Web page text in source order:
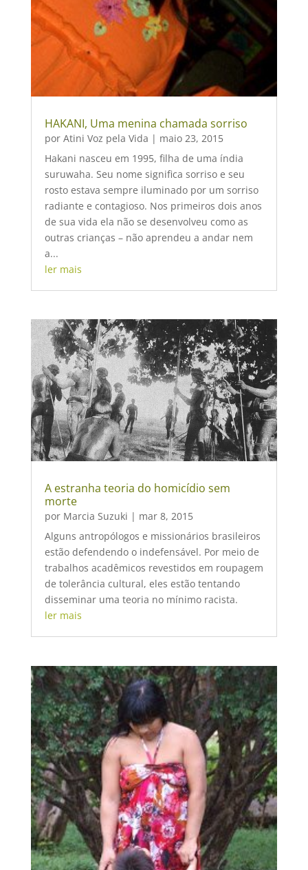
HAKANI, Uma menina chamada sorriso
por Atini Voz pela Vida | maio 23, 2015
Hakani nasceu em 1995, filha de uma índia
suruwaha. Seu nome significa sorriso e seu
rosto estava sempre iluminado por um sorriso
radiante e contagioso. Nos primeiros dois anos
de sua vida ela não se desenvolveu como as
outras crianças – não aprendeu a andar nem
a...
ler mais
A estranha teoria do homicídio sem
morte
por Marcia Suzuki | mar 8, 2015
Alguns antropólogos e missionários brasileiros
estão defendendo o indefensável. Por meio de
trabalhos acadêmicos revestidos em roupagem
de tolerância cultural, eles estão tentando
disseminar uma teoria no mínimo racista.
ler mais